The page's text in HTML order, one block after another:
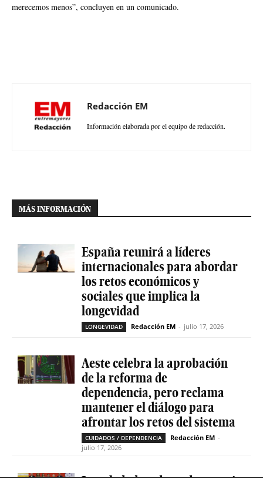
merecemos menos”, concluyen en un comunicado.
Redacción EM
Información elaborada por el equipo de redacción.
MÁS INFORMACIÓN
España reunirá a líderes
internacionales para abordar
los retos económicos y
sociales que implica la
longevidad
LONGEVIDAD Redacción EM - julio 17, 2026
Aeste celebra la aprobación
de la reforma de
dependencia, pero reclama
mantener el diálogo para
afrontar los retos del sistema
CUIDADOS / DEPENDENCIA Redacción EM -
julio 17, 2026
La soledad no deseada es casi